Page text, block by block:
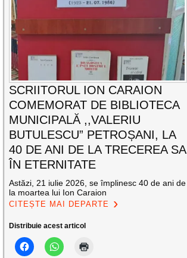
SCRIITORUL ION CARAION
COMEMORAT DE BIBLIOTECA
MUNICIPALĂ ,,VALERIU
BUTULESCU” PETROȘANI, LA
40 DE ANI DE LA TRECEREA SA
ÎN ETERNITATE
Astăzi, 21 iulie 2026, se împlinesc 40 de ani de
la moartea lui Ion Caraion
CITEȘTE MAI DEPARTE
Distribuie acest articol